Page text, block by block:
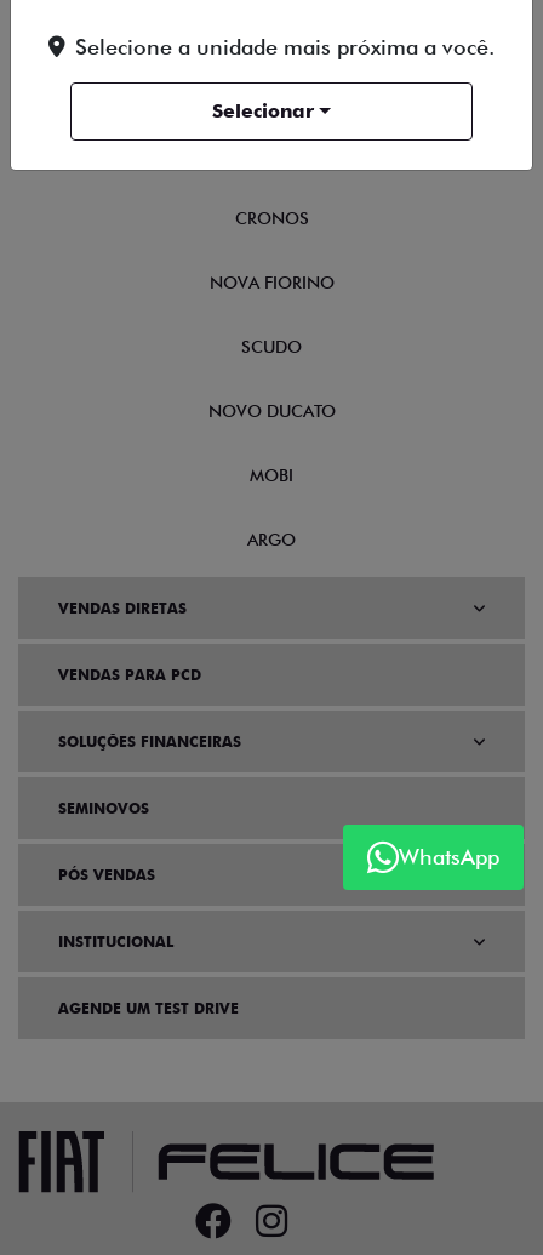
WhatsApp
PULSE
CRONOS
NOVA FIORINO
SCUDO
NOVO DUCATO
MOBI
ARGO
VENDAS DIRETAS
VENDAS PARA PCD
SOLUÇÕES FINANCEIRAS
SEMINOVOS
PÓS VENDAS
INSTITUCIONAL
AGENDE UM TEST DRIVE
Selecione a unidade mais próxima a você.
Selecionar